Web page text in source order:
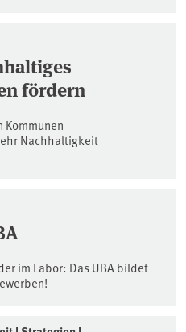
fördern
Kommunen
Nachhaltigkeit
im Labor: Das UBA bildet